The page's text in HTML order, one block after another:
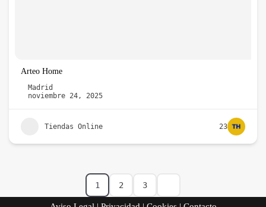
Arteo Home
Madrid
noviembre 24, 2025
Tiendas Online 23
1 2 3